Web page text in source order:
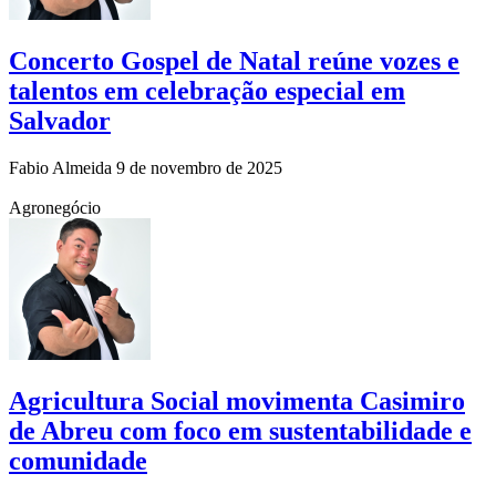
Concerto Gospel de Natal reúne vozes e
talentos em celebração especial em
Salvador
Fabio Almeida 9 de novembro de 2025
Agronegócio
Agricultura Social movimenta Casimiro
de Abreu com foco em sustentabilidade e
comunidade